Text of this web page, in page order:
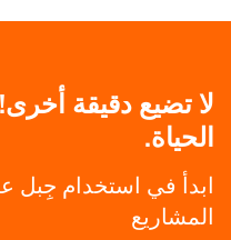
لا تضيع دقيقة
الحياة.
ابدأ في استخدام جِبل
المشاريع